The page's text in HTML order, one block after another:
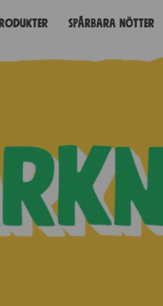
Spårbara nötter